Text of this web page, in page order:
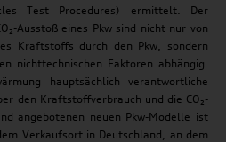
Test Procedures) ermittelt. Der
Ausstoß eines Pkw sind nicht nur von
Kraftstoffs durch den Pkw, sondern
nichttechnischen Faktoren abhängig.
hauptsächlich verantwortliche
den Kraftstoffverbrauch und die CO₂-
angebotenen neuen Pkw-Modelle ist
Verkaufsort in Deutschland, an dem